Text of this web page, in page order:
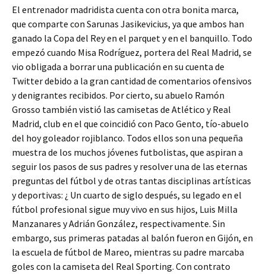
El entrenador madridista cuenta con otra bonita marca,
que comparte con Sarunas Jasikevicius, ya que ambos han
ganado la Copa del Rey en el parquet y en el banquillo. Todo
empezó cuando Misa Rodríguez, portera del Real Madrid, se
vio obligada a borrar una publicación en su cuenta de
Twitter debido a la gran cantidad de comentarios ofensivos
y denigrantes recibidos. Por cierto, su abuelo Ramón
Grosso también vistió las camisetas de Atlético y Real
Madrid, club en el que coincidió con Paco Gento, tío-abuelo
del hoy goleador rojiblanco. Todos ellos son una pequeña
muestra de los muchos jóvenes futbolistas, que aspiran a
seguir los pasos de sus padres y resolver una de las eternas
preguntas del fútbol y de otras tantas disciplinas artísticas
y deportivas: ¿ Un cuarto de siglo después, su legado en el
fútbol profesional sigue muy vivo en sus hijos, Luis Milla
Manzanares y Adrián González, respectivamente. Sin
embargo, sus primeras patadas al balón fueron en Gijón, en
la escuela de fútbol de Mareo, mientras su padre marcaba
goles con la camiseta del Real Sporting. Con contrato